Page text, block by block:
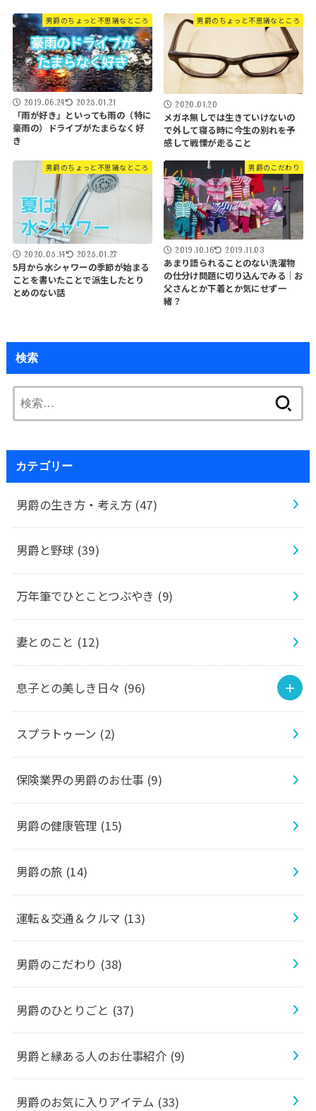
男爵のちょっと不思議なところ
2019.06.24 2025.01.21
「雨が好き」といっても雨の（特に
豪雨の）ドライブがたまらなく好
き
男爵のちょっと不思議なところ
2020.01.20
メガネ無しでは生きていけないの
で外して寝る時に今生の別れを予
感して戦慄が走ること
男爵のちょっと不思議なところ
2020.05.14 2025.01.27
5月から水シャワーの季節が始まる
ことを書いたことで派生したとり
とめのない話
男爵のこだわり
2019.10.16 2019.11.03
あまり語られることのない洗濯物
の仕分け問題に切り込んでみる｜お
父さんとか下着とか気にせず一
緒？
検索
索:
カテゴリー
男爵の生き方・考え方 (47)
男爵と野球 (39)
万年筆でひとことつぶやき (9)
妻とのこと (12)
息子との美しき日々 (96)
スプラトゥーン (2)
保険業界の男爵のお仕事 (9)
男爵の健康管理 (15)
男爵の旅 (14)
運転＆交通＆クルマ (13)
男爵のこだわり (38)
男爵のひとりごと (37)
男爵と縁ある人のお仕事紹介 (9)
男爵のお気に入りアイテム (33)